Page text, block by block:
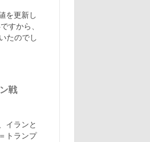
を更新し
すから、
たのでし
戦
イランと
トランプ